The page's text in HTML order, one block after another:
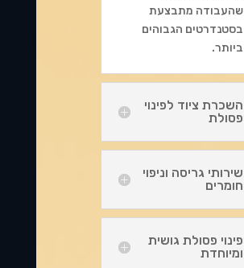
שהעבודה מתבצעת
בסטנדרטים הגבוהים
ביותר.
השכרת ציוד לפינוי
פסולת
שירותי גריסה וניפוי
חומרים
פינוי פסולת גושית
ומיוחדת